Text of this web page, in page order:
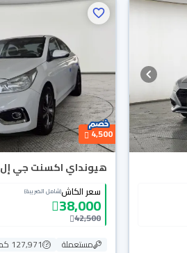
4,500
هيونداي اكسنت جي إل 2020
سعر الكاش(شامل الضريبة)
38,000
42,500
مستعملة
127,971 كم